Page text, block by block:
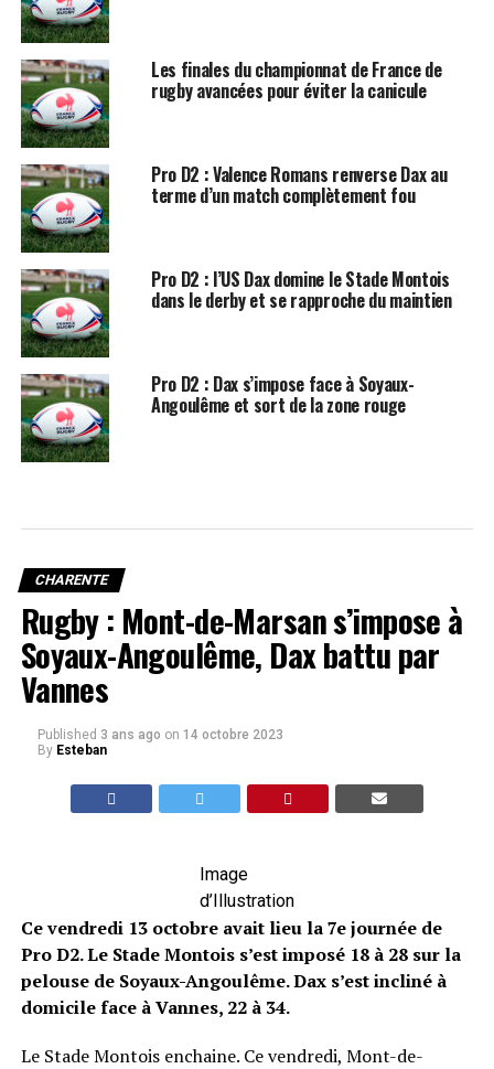
Les finales du championnat de France de
rugby avancées pour éviter la canicule
Pro D2 : Valence Romans renverse Dax au
terme d’un match complètement fou
Pro D2 : l’US Dax domine le Stade Montois
dans le derby et se rapproche du maintien
Pro D2 : Dax s’impose face à Soyaux-
Angoulême et sort de la zone rouge
CHARENTE
Rugby : Mont-de-Marsan s’impose à
Soyaux-Angoulême, Dax battu par
Vannes
Published 3 ans ago on 14 octobre 2023
By Esteban
Image
d’Illustration
Ce vendredi 13 octobre avait lieu la 7e journée de
Pro D2. Le Stade Montois s’est imposé 18 à 28 sur la
pelouse de Soyaux-Angoulême. Dax s’est incliné à
domicile face à Vannes, 22 à 34.
Le Stade Montois enchaine. Ce vendredi, Mont-de-